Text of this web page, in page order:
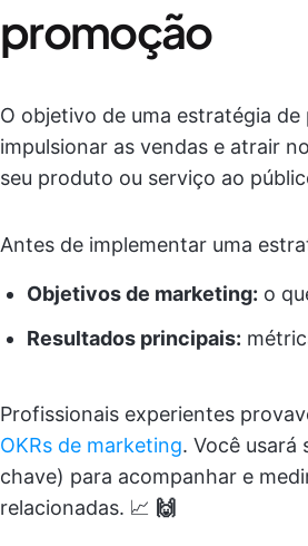
promoção
O objetivo de uma estratégia
impulsionar as vendas e atrair
seu produto ou serviço ao
Antes de implementar uma
Objetivos de marketing: o
Resultados principais:
Profissionais experientes
OKRs de marketing. Você usará
chave) para acompanhar e
relacionadas. 📈 🙌